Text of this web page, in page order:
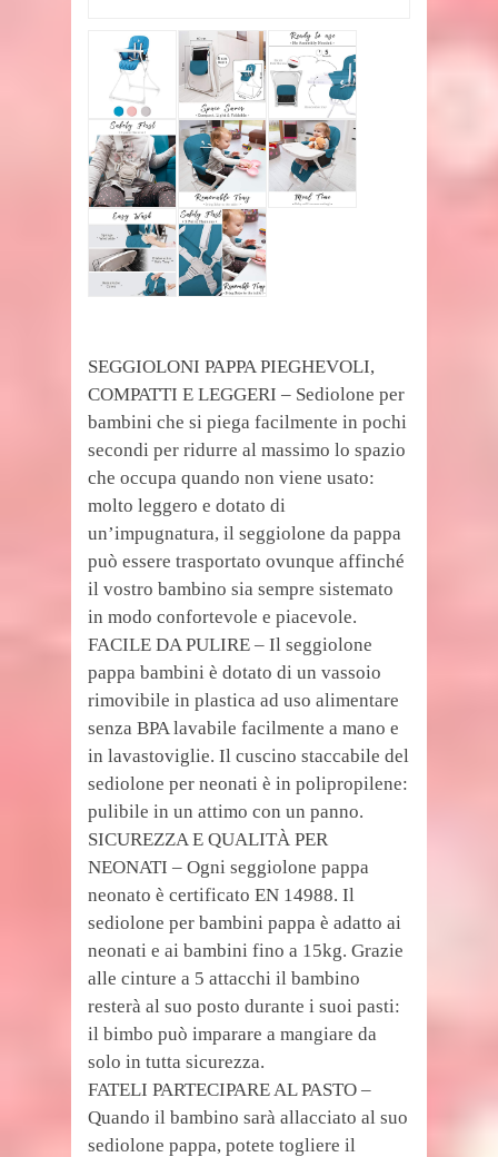
SEGGIOLONI PAPPA PIEGHEVOLI,
COMPATTI E LEGGERI – Sediolone per
bambini che si piega facilmente in pochi
secondi per ridurre al massimo lo spazio
che occupa quando non viene usato:
molto leggero e dotato di
un’impugnatura, il seggiolone da pappa
può essere trasportato ovunque affinché
il vostro bambino sia sempre sistemato
in modo confortevole e piacevole.
FACILE DA PULIRE – Il seggiolone
pappa bambini è dotato di un vassoio
rimovibile in plastica ad uso alimentare
senza BPA lavabile facilmente a mano e
in lavastoviglie. Il cuscino staccabile del
sediolone per neonati è in polipropilene:
pulibile in un attimo con un panno.
SICUREZZA E QUALITÀ PER
NEONATI – Ogni seggiolone pappa
neonato è certificato EN 14988. Il
sediolone per bambini pappa è adatto ai
neonati e ai bambini fino a 15kg. Grazie
alle cinture a 5 attacchi il bambino
resterà al suo posto durante i suoi pasti:
il bimbo può imparare a mangiare da
solo in tutta sicurezza.
FATELI PARTECIPARE AL PASTO –
Quando il bambino sarà allacciato al suo
sediolone pappa, potete togliere il